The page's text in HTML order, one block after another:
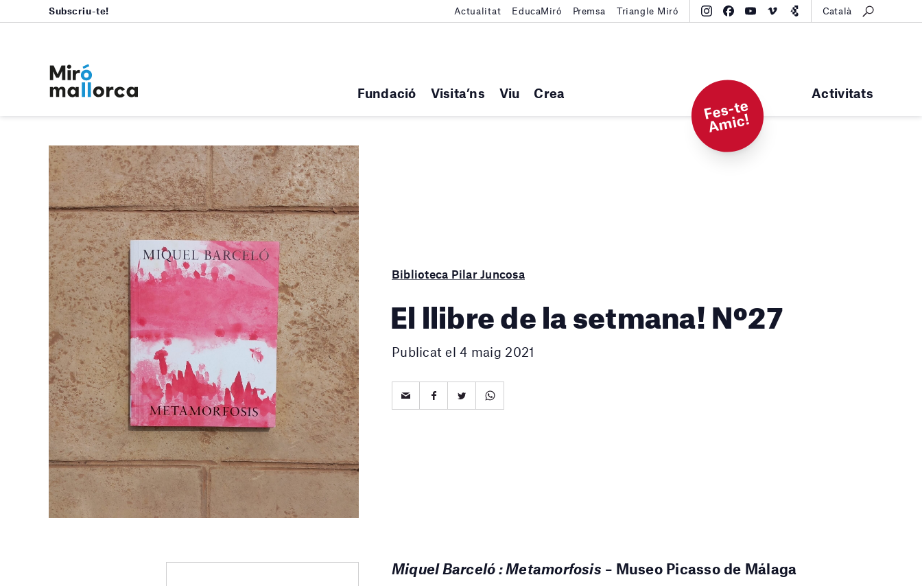
Fundació Visita’ns Viu Crea Activitats
Subscriu-te! Actualitat EducaMiró Premsa Triangle Miró Català
F
e
s-t
e
A
mi
c!
Biblioteca Pilar Juncosa
El llibre de la setmana! Nº27
Publicat el 4 maig 2021
Miquel Barceló : Metamorfosis – Museo Picasso de Málaga